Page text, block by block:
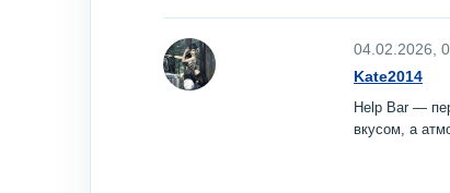
04.02.2026,
Kate2014
Help Bar —
вкусом, а